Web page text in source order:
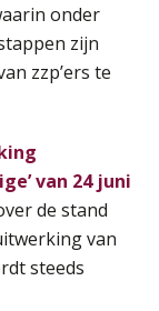
onder
zijn
zzp’ers te
van 24 juni
de stand
van
steeds
Module Arbeidsrecht en Sociale Zekerheid VPS